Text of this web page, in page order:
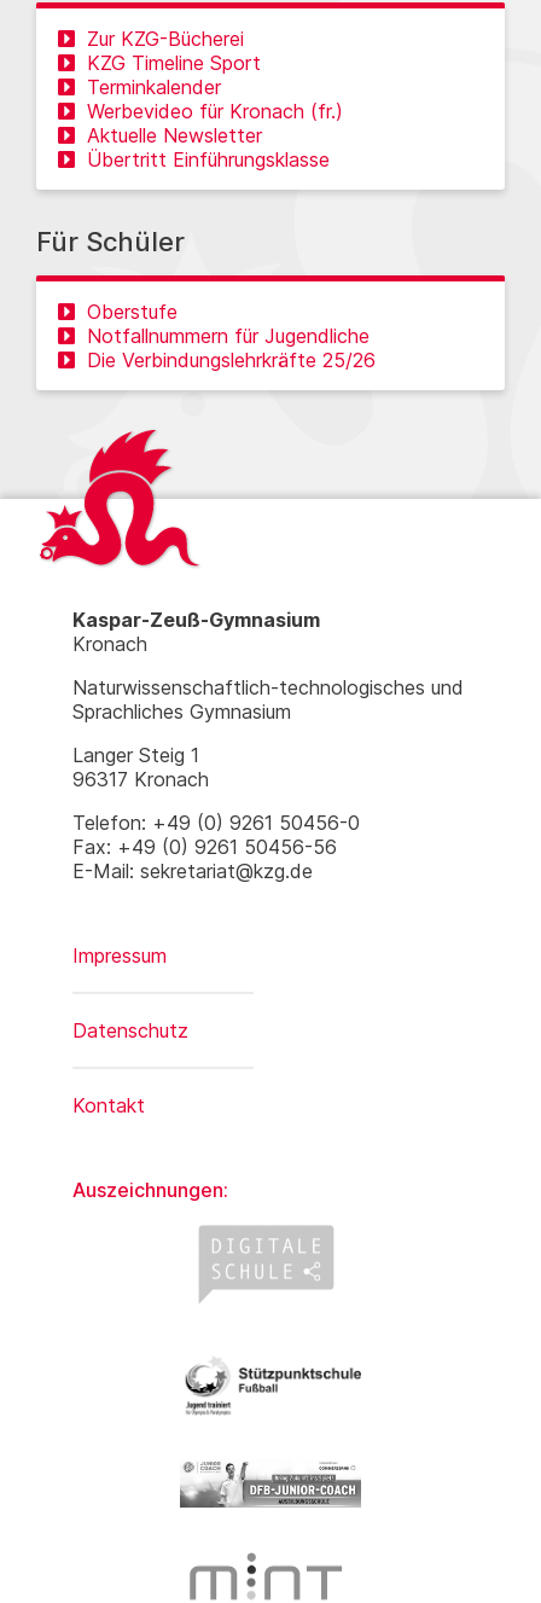
Zur KZG-Bücherei
KZG Timeline Sport
Terminkalender
Werbevideo für Kronach (fr.)
Aktuelle Newsletter
Übertritt Einführungsklasse
Für Schüler
Oberstufe
Notfallnummern für Jugendliche
Die Verbindungslehrkräfte 25/26
Kaspar-Zeuß-Gymnasium
Kronach
Naturwissenschaftlich-technologisches und
Sprachliches Gymnasium
Langer Steig 1
96317 Kronach
Telefon: +49 (0) 9261 50456-0
Fax: +49 (0) 9261 50456-56
E-Mail: sekretariat@kzg.de
Impressum
Datenschutz
Kontakt
Auszeichnungen: